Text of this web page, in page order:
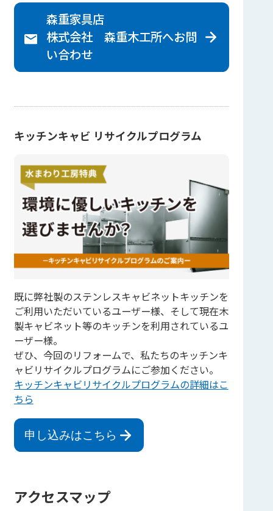
森重家具店
株式会社 森重木工所へお問
い合わせ
キッチンキャビ リサイクルプログラム
既に弊社製のステンレスキャビネットキッチンを
ご利用いただいているユーザー様、そして現在木
製キャビネット等のキッチンを利用されているユ
ーザー様。
ぜひ、今回のリフォームで、私たちのキッチンキ
ャビリサイクルプログラムにご参加ください。
キッチンキャビリサイクルプログラムの詳細はこ
ちら
申し込みはこちら
アクセスマップ